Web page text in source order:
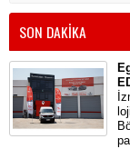
SON DAKİKA